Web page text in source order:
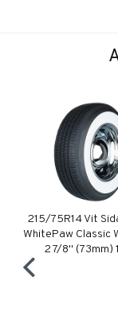
215/75R14 Vit
WhitePaw Classic
2 7/8" (73mm)